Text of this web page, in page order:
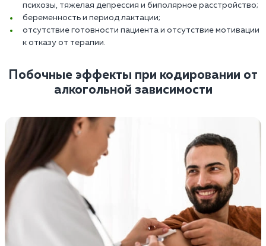
психозы, тяжелая депрессия и биполярное расстройство;
беременность и период лактации;
отсутствие готовности пациента и отсутствие мотивации
к отказу от терапии.
Побочные эффекты при кодировании от
алкогольной зависимости